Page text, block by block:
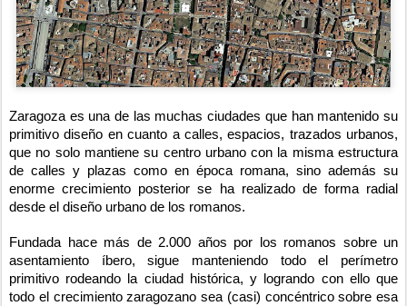
Zaragoza es una de las muchas ciudades que han mantenido su
primitivo diseño en cuanto a calles, espacios, trazados urbanos,
que no solo mantiene su centro urbano con la misma estructura
de calles y plazas como en época romana, sino además su
enorme crecimiento posterior se ha realizado de forma radial
desde el diseño urbano de los romanos.
Fundada hace más de 2.000 años por los romanos sobre un
asentamiento íbero, sigue manteniendo todo el perímetro
primitivo rodeando la ciudad histórica, y logrando con ello que
todo el crecimiento zaragozano sea (casi) concéntrico sobre esa